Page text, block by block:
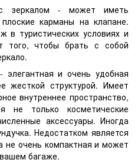
зеркалом - может иметь
карманы на клапане.
в туристических условиях и
того, чтобы брать с собой
элегантная и очень удобная
жесткой структурой. Имеет
внутреннее пространство,
не только косметические
аксессуары. Иногда
Недостатком является
не очень компактная и может
багаже.